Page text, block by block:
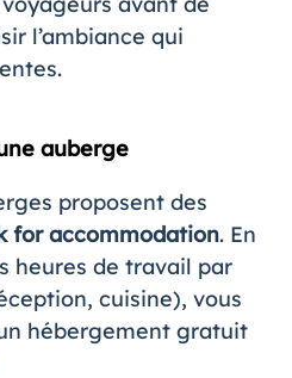
l’ambiance qui
auberge
proposent des
for accommodation. En
heures de travail par
cuisine), vous
hébergement gratuit